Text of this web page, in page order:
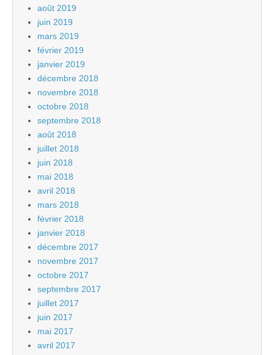
août 2019
juin 2019
mars 2019
février 2019
janvier 2019
décembre 2018
novembre 2018
octobre 2018
septembre 2018
août 2018
juillet 2018
juin 2018
mai 2018
avril 2018
mars 2018
février 2018
janvier 2018
décembre 2017
novembre 2017
octobre 2017
septembre 2017
juillet 2017
juin 2017
mai 2017
avril 2017